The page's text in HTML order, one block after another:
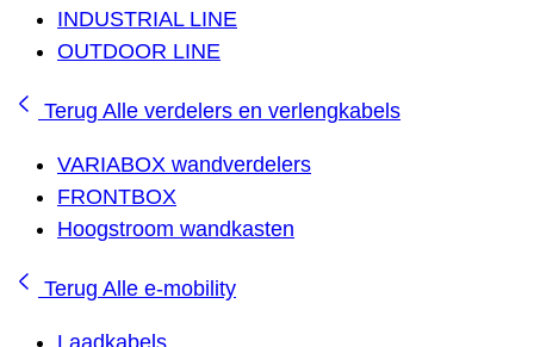
INDUSTRIAL LINE
OUTDOOR LINE
Terug Alle verdelers en verlengkabels
VARIABOX wandverdelers
FRONTBOX
Hoogstroom wandkasten
Terug Alle e-mobility
Laadkabels